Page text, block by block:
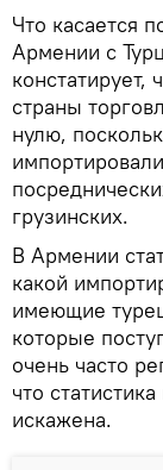
Что касается
Армении с
констатирует,
страны
нулю,
грузинских.
В Армении
какой
имеющие
которые
очень часто
что
искажена.